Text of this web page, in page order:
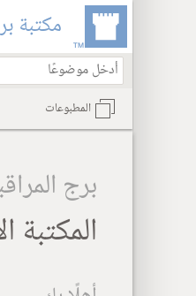
مكتبة
المطبوعات
برج
المكتبة